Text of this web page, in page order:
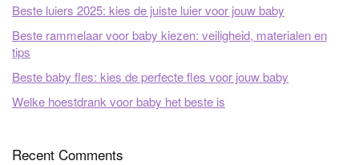
Beste luiers 2025: kies de juiste luier voor jouw baby
Beste rammelaar voor baby kiezen: veiligheid, materialen en
tips
Beste baby fles: kies de perfecte fles voor jouw baby
Welke hoestdrank voor baby het beste is
Recent Comments